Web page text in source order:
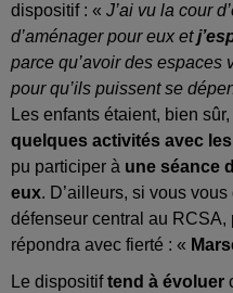
dispositif : « J’ai vu la cour
d’aménager pour eux et
parce qu’avoir des espaces
pour qu’ils puissent se
Les enfants étaient, bien sûr,
quelques activités avec
pu participer à une séance
eux. D’ailleurs, si vous
défenseur central au RCSA,
répondra avec fierté : «
Le dispositiftend à évoluer